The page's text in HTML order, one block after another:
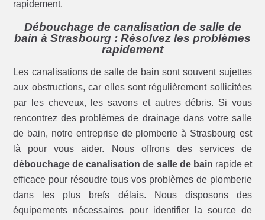
rapidement.
Débouchage de canalisation de salle de
bain à Strasbourg : Résolvez les problèmes
rapidement
Les canalisations de salle de bain sont souvent sujettes
aux obstructions, car elles sont régulièrement sollicitées
par les cheveux, les savons et autres débris. Si vous
rencontrez des problèmes de drainage dans votre salle
de bain, notre entreprise de plomberie à Strasbourg est
là pour vous aider. Nous offrons des services de
débouchage de canalisation de salle de bain rapide et
efficace pour résoudre tous vos problèmes de plomberie
dans les plus brefs délais. Nous disposons des
équipements nécessaires pour identifier la source de